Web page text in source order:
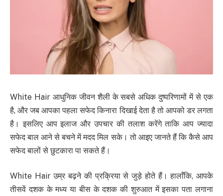
White Hair आधुनिक जीवन शैली के सबसे अधिक दुष्परिणामों में से एक
है, और जब आपका पहला सफेद किनारा दिखाई देता है तो आपको डर लगता
है। इसलिए आप इलाज और उपचार की तलाश करेंगे ताकि आप ज्यादा
सफेद बाल आने से बचने में मदद मिल सके। तो आइए जानते हैं कि कैसे आप
सफेद बालों से छुटकारा पा सकते हैं।
White Hair उम्र बढ़ने की प्रक्रिया से जुड़े होते हैं। हालाँकि, आपके
तीसवें दशक के मध्य या बीस के दशक की शुरुआत में इसका पता लगाना